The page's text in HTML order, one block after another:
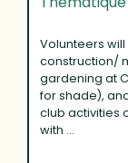
Volunteers
construction/
gardening at
for shade),
club activities
with ...